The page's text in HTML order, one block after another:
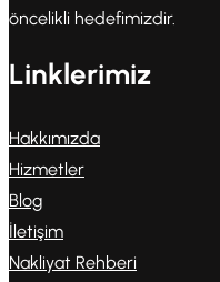
öncelikli hedefimizdir.
Linklerimiz
Hakkımızda
Hizmetler
Blog
İletişim
Nakliyat Rehberi